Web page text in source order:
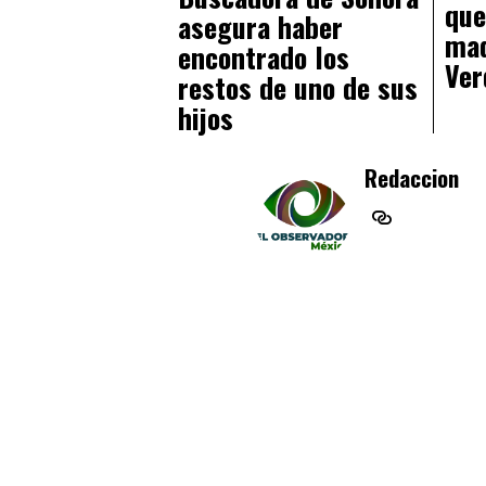
asegura haber
encontrado los
restos de uno de sus
hijos
Redaccion